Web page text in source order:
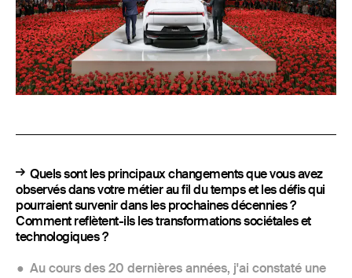
Quels sont les principaux changements que vous avez
observés dans votre métier au fil du temps et les défis qui
pourraient survenir dans les prochaines décennies ?
Comment reflètent-ils les transformations sociétales et
technologiques ?
Au cours des 20 dernières années, j'ai constaté une